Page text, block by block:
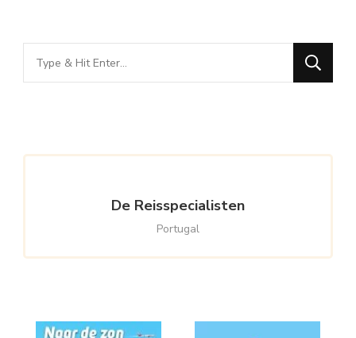
Looking
for
De Reisspecialisten
Portugal